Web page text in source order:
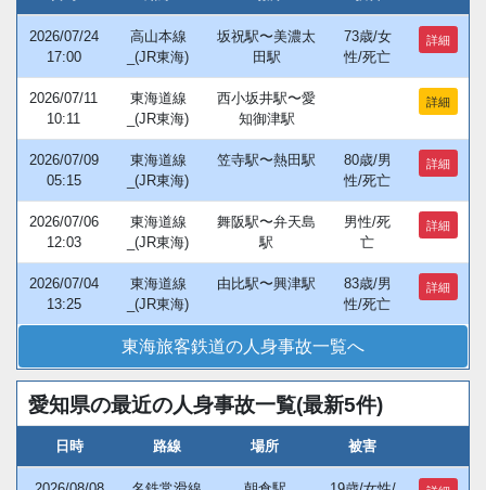
2026/07/24
17:00
高山本線
_(JR東海)
坂祝駅〜美濃太
田駅
73歳/女
性/死亡
詳細
2026/07/11
10:11
東海道線
_(JR東海)
西小坂井駅〜愛
知御津駅
詳細
2026/07/09
05:15
東海道線
_(JR東海)
笠寺駅〜熱田駅
80歳/男
性/死亡
詳細
2026/07/06
12:03
東海道線
_(JR東海)
舞阪駅〜弁天島
駅
男性/死
亡
詳細
2026/07/04
13:25
東海道線
_(JR東海)
由比駅〜興津駅
83歳/男
性/死亡
詳細
東海旅客鉄道の人身事故一覧へ
愛知県の最近の人身事故一覧(最新5件)
日時 路線 場所 被害